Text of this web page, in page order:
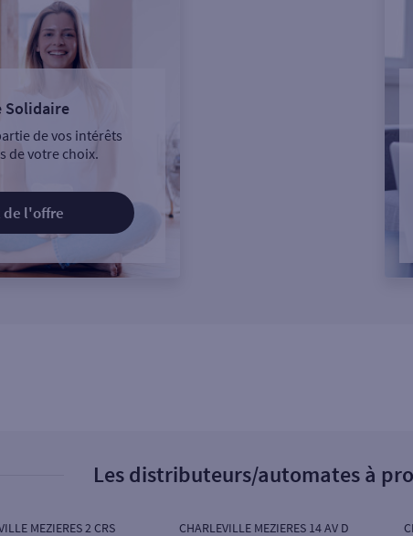
Solidaire
de vos intérêts
de votre choix.
de l'offre
Les distributeurs/automates à
MEZIERES 2 CRS CHARLEVILLE MEZIERES 14 AV D